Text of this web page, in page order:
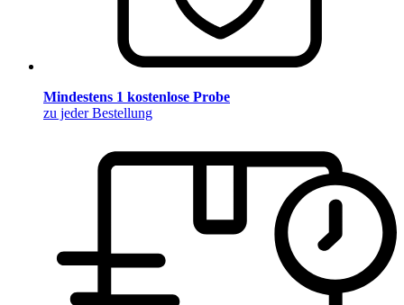
Mindestens 1 kostenlose Probe
zu jeder Bestellung